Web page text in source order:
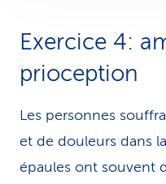
Exercice 4:
prio­cep­tion
Les personnes
et de douleurs dans
épaules ont souvent